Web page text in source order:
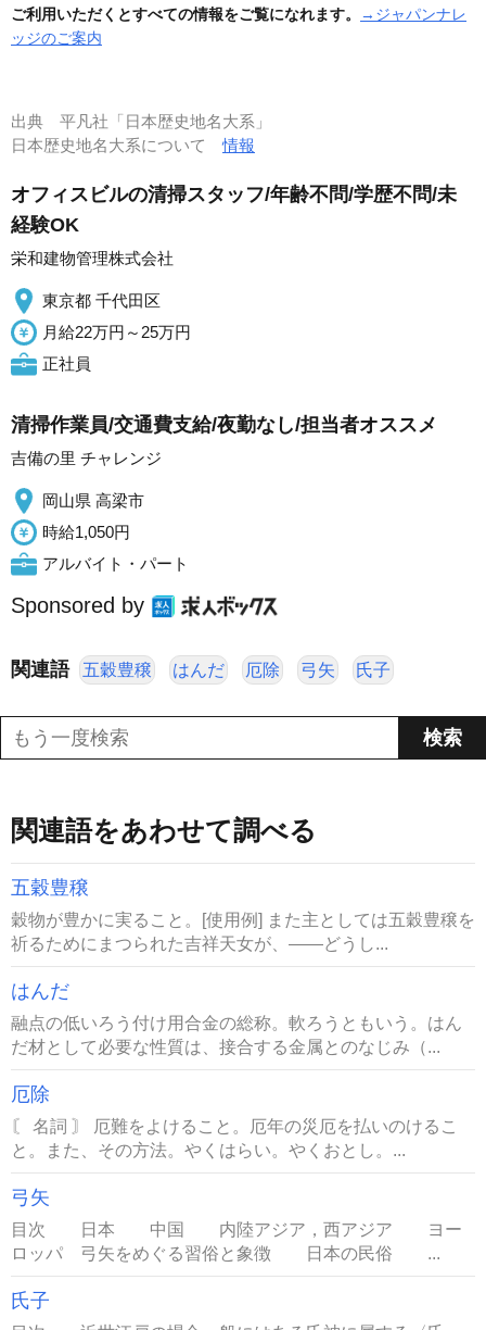
ご利用いただくとすべての情報をご覧になれます。
→ジャパンナレ
ッジのご案内
出典 平凡社「日本歴史地名大系」
日本歴史地名大系について情報
オフィスビルの清掃スタッフ/年齢不問/学歴不問/未
経験OK
栄和建物管理株式会社
東京都 千代田区
月給22万円～25万円
正社員
清掃作業員/交通費支給/夜勤なし/担当者オススメ
吉備の里 チャレンジ
岡山県 高梁市
時給1,050円
アルバイト・パート
Sponsored by
関連語 五穀豊穣 はんだ 厄除 弓矢 氏子
関連語をあわせて調べる
五穀豊穣
穀物が豊かに実ること。[使用例] また主としては五穀豊穣を
祈るためにまつられた吉祥天女が、――どうし...
はんだ
融点の低いろう付け用合金の総称。軟ろうともいう。はん
だ材として必要な性質は、接合する金属とのなじみ（...
厄除
〘 名詞 〙 厄難をよけること。厄年の災厄を払いのけるこ
と。また、その方法。やくはらい。やくおとし。...
弓矢
目次 日本 中国 内陸アジア，西アジア ヨー
ロッパ 弓矢をめぐる習俗と象徴 日本の民俗 ...
氏子